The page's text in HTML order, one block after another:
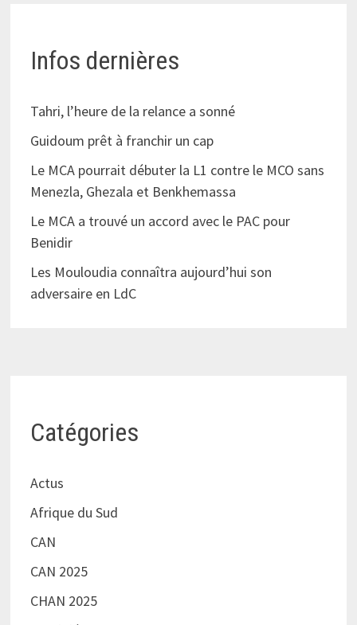
Infos dernières
Tahri, l’heure de la relance a sonné
Guidoum prêt à franchir un cap
Le MCA pourrait débuter la L1 contre le MCO sans
Menezla, Ghezala et Benkhemassa
Le MCA a trouvé un accord avec le PAC pour
Benidir
Les Mouloudia connaîtra aujourd’hui son
adversaire en LdC
Catégories
Actus
Afrique du Sud
CAN
CAN 2025
CHAN 2025